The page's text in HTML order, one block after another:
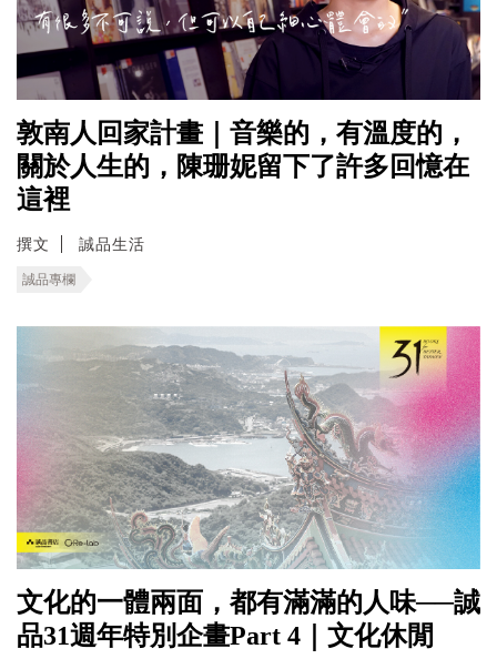
敦南人回家計畫｜音樂的，有溫度的，
關於人生的，陳珊妮留下了許多回憶在
這裡
撰文 誠品生活
誠品專欄
文化的一體兩面，都有滿滿的人味──誠
品31週年特別企畫Part 4｜文化休閒